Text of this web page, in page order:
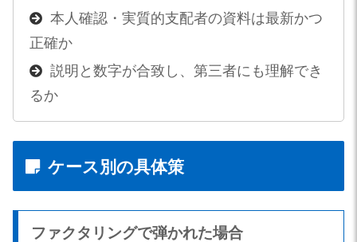
本人確認・実質的支配者の資料は最新かつ
正確か
説明と数字が合致し、第三者にも理解でき
るか
ケース別の具体策
ファクタリングで弾かれた場合